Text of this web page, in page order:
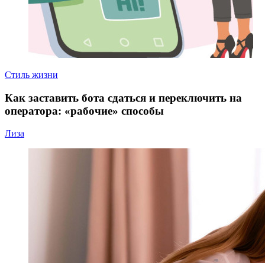
Стиль жизни
Как заставить бота сдаться и переключить на
оператора: «рабочие» способы
Лиза